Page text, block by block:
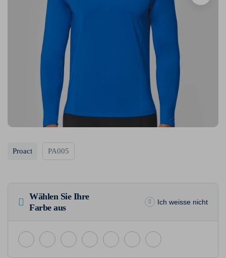
Proact PA005
Wählen Sie Ihre
Farbe aus
Ich weisse nicht